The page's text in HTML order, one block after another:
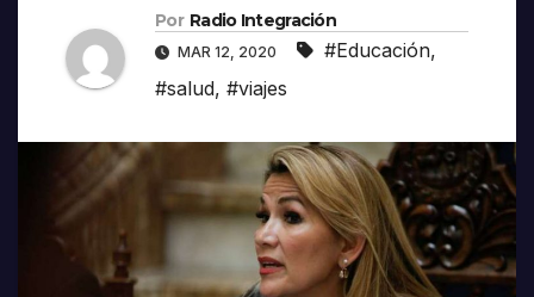
Por Radio Integración
MAR 12, 2020 #Educación,
#salud, #viajes